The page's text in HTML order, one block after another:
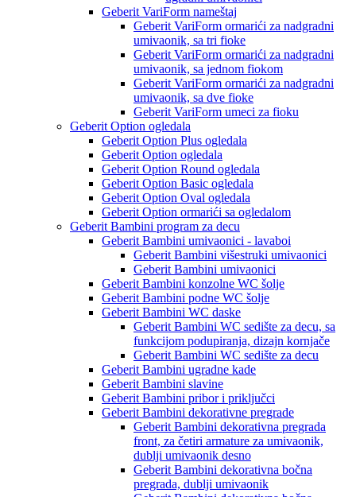
Geberit VariForm nameštaj
Geberit VariForm ormarići za nadgradni
umivaonik, sa tri fioke
Geberit VariForm ormarići za nadgradni
umivaonik, sa jednom fiokom
Geberit VariForm ormarići za nadgradni
umivaonik, sa dve fioke
Geberit VariForm umeci za fioku
Geberit Option ogledala
Geberit Option Plus ogledala
Geberit Option ogledala
Geberit Option Round ogledala
Geberit Option Basic ogledala
Geberit Option Oval ogledala
Geberit Option ormarići sa ogledalom
Geberit Bambini program za decu
Geberit Bambini umivaonici - lavaboi
Geberit Bambini višestruki umivaonici
Geberit Bambini umivaonici
Geberit Bambini konzolne WC šolje
Geberit Bambini podne WC šolje
Geberit Bambini WC daske
Geberit Bambini WC sedište za decu, sa
funkcijom podupiranja, dizajn kornjače
Geberit Bambini WC sedište za decu
Geberit Bambini ugradne kade
Geberit Bambini slavine
Geberit Bambini pribor i priključci
Geberit Bambini dekorativne pregrade
Geberit Bambini dekorativna pregrada
front, za četiri armature za umivaonik,
dublji umivaonik desno
Geberit Bambini dekorativna bočna
pregrada, dublji umivaonik